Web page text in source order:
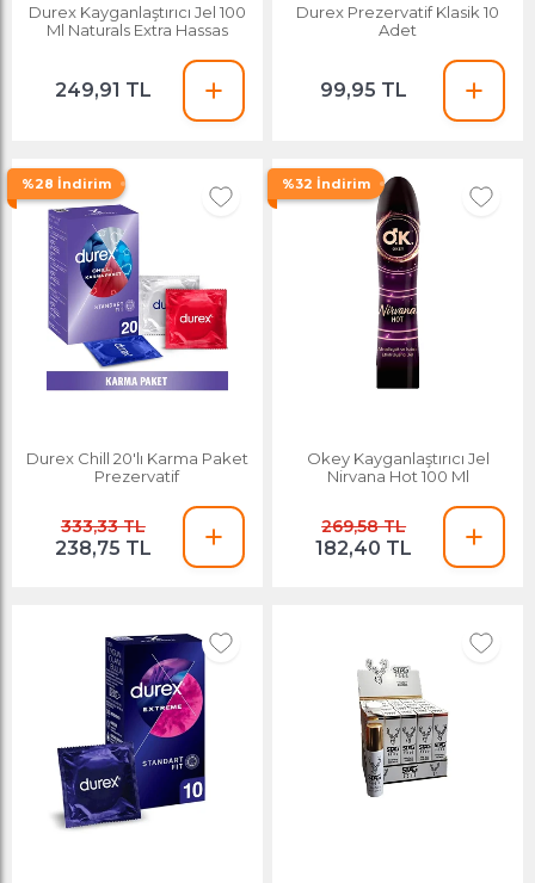
Durex Kayganlaştırıcı Jel 100
Ml Naturals Extra Hassas
249,91 TL
Durex Prezervatif Klasik 10
Adet
99,95 TL
%28 İndirim
Durex Chill 20'lı Karma Paket
Prezervatif
333,33 TL
238,75 TL
%32 İndirim
Okey Kayganlaştırıcı Jel
Nirvana Hot 100 Ml
269,58 TL
182,40 TL